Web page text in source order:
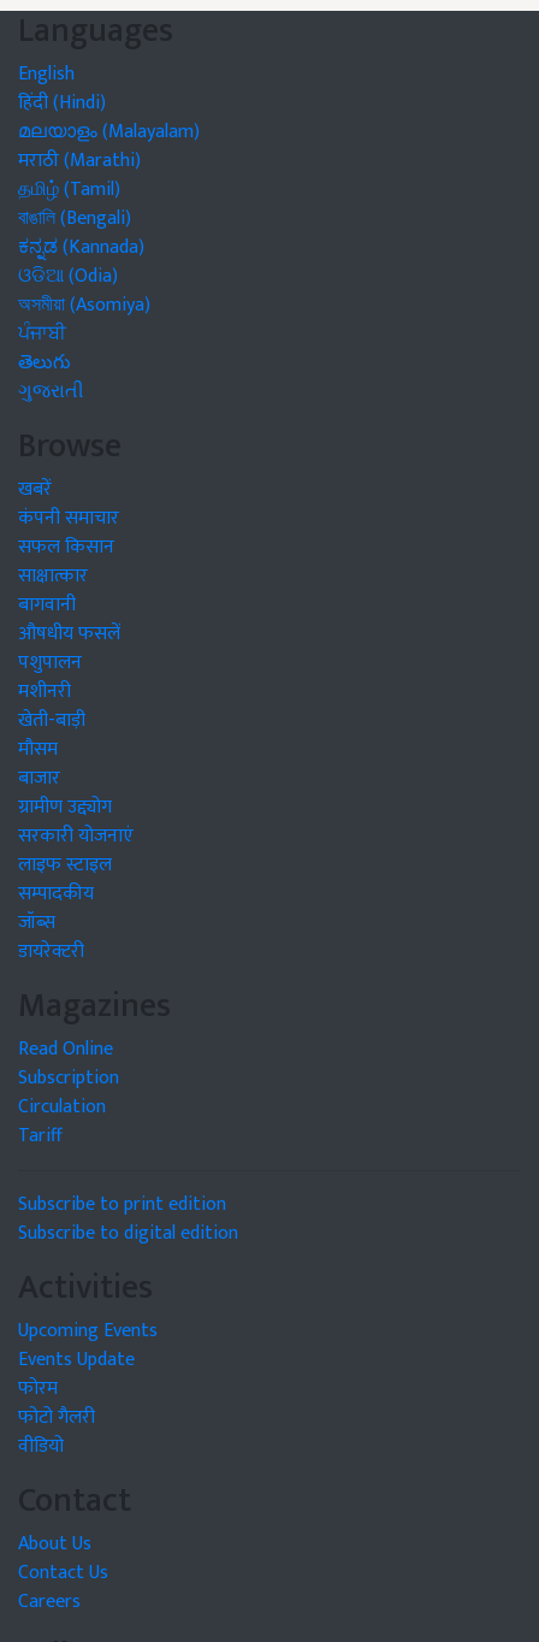
Languages
English
हिंदी (Hindi)
മലയാളം (Malayalam)
मराठी (Marathi)
தமிழ் (Tamil)
বাঙালি (Bengali)
ಕನ್ನಡ (Kannada)
ଓଡିଆ (Odia)
অসমীয়া (Asomiya)
ਪੰਜਾਬੀ
తెలుగు
ગુજરાતી
Browse
खबरें
कंपनी समाचार
सफल किसान
साक्षात्कार
बागवानी
औषधीय फसलें
पशुपालन
मशीनरी
खेती-बाड़ी
मौसम
बाजार
ग्रामीण उद्द्योग
सरकारी योजनाएं
लाइफ स्टाइल
सम्पादकीय
जॉब्स
डायरेक्टरी
Magazines
Read Online
Subscription
Circulation
Tariff
Subscribe to print edition
Subscribe to digital edition
Activities
Upcoming Events
Events Update
फोरम
फोटो गैलरी
वीडियो
Contact
About Us
Contact Us
Careers